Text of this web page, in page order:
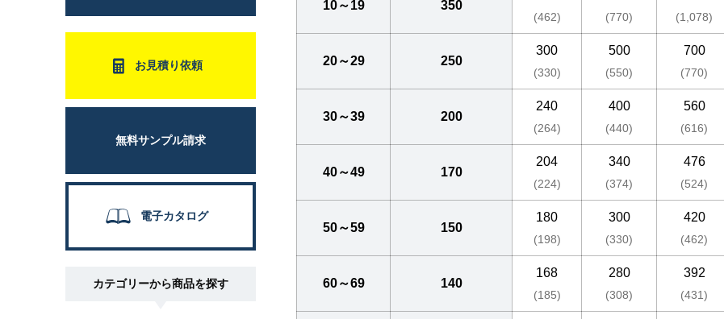
お見積り依頼
無料サンプル請求
電子カタログ
カテゴリーから商品を探す
10～19 350
(462) (770) (1,078)
20～29 250
300
(330)
500
(550)
700
(770)
30～39 200
240
(264)
400
(440)
560
(616)
40～49 170
204
(224)
340
(374)
476
(524)
50～59 150
180
(198)
300
(330)
420
(462)
60～69 140
168
(185)
280
(308)
392
(431)